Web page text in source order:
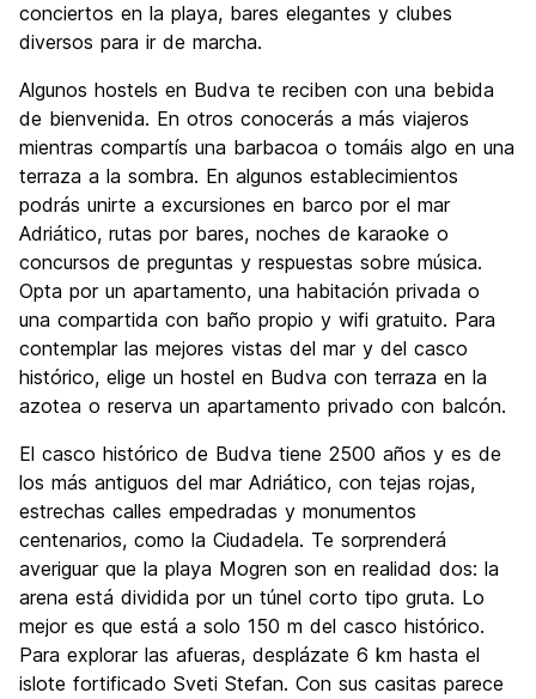
conciertos en la playa, bares elegantes y clubes
diversos para ir de marcha.
Algunos hostels en Budva te reciben con una bebida
de bienvenida. En otros conocerás a más viajeros
mientras compartís una barbacoa o tomáis algo en una
terraza a la sombra. En algunos establecimientos
podrás unirte a excursiones en barco por el mar
Adriático, rutas por bares, noches de karaoke o
concursos de preguntas y respuestas sobre música.
Opta por un apartamento, una habitación privada o
una compartida con baño propio y wifi gratuito. Para
contemplar las mejores vistas del mar y del casco
histórico, elige un hostel en Budva con terraza en la
azotea o reserva un apartamento privado con balcón.
El casco histórico de Budva tiene 2500 años y es de
los más antiguos del mar Adriático, con tejas rojas,
estrechas calles empedradas y monumentos
centenarios, como la Ciudadela. Te sorprenderá
averiguar que la playa Mogren son en realidad dos: la
arena está dividida por un túnel corto tipo gruta. Lo
mejor es que está a solo 150 m del casco histórico.
Para explorar las afueras, desplázate 6 km hasta el
islote fortificado Sveti Stefan. Con sus casitas parece